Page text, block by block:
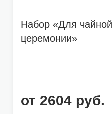
Набор «Для чайной
церемонии»
от 2604 руб.